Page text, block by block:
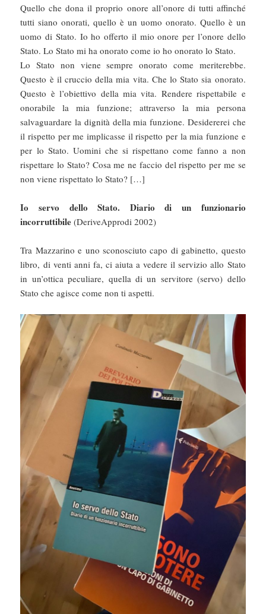
Quello che dona il proprio onore all’onore di tutti affinché
tutti siano onorati, quello è un uomo onorato. Quello è un
uomo di Stato. Io ho offerto il mio onore per l’onore dello
Stato. Lo Stato mi ha onorato come io ho onorato lo Stato.
Lo Stato non viene sempre onorato come meriterebbe.
Questo è il cruccio della mia vita. Che lo Stato sia onorato.
Questo è l’obiettivo della mia vita. Rendere rispettabile e
onorabile la mia funzione; attraverso la mia persona
salvaguardare la dignità della mia funzione. Desidererei che
il rispetto per me implicasse il rispetto per la mia funzione e
per lo Stato. Uomini che si rispettano come fanno a non
rispettare lo Stato? Cosa me ne faccio del rispetto per me se
non viene rispettato lo Stato? […]
Io servo dello Stato. Diario di un funzionario
incorruttibile (DeriveApprodi 2002)
Tra Mazzarino e uno sconosciuto capo di gabinetto, questo
libro, di venti anni fa, ci aiuta a vedere il servizio allo Stato
in un’ottica peculiare, quella di un servitore (servo) dello
Stato che agisce come non ti aspetti.